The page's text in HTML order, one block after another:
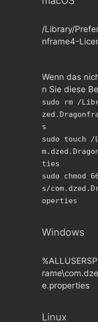
/Library/
nframe4-
Wenn das
n Sie diese
sudo rm /
s
sudo touch /
ties
sudo chmod
s/
operties
Windows
e.properties
Linux